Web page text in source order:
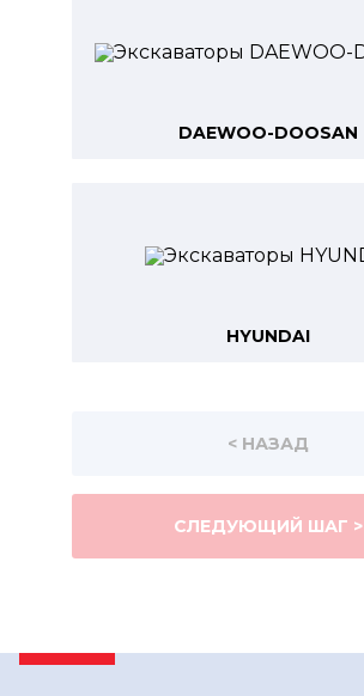
DAEWOO-DOOSAN
HYUNDAI
< НАЗАД
СЛЕДУЮЩИЙ ШАГ >